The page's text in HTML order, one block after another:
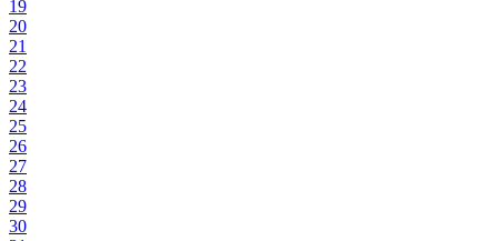
19
20
21
22
23
24
25
26
27
28
29
30